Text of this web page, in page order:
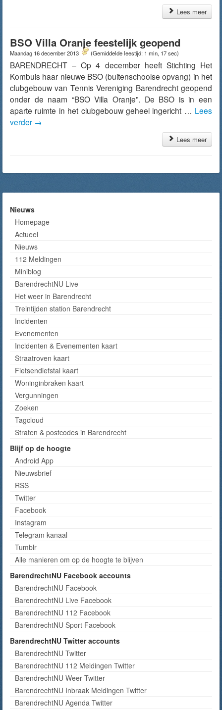
Lees meer
BSO Villa Oranje feestelijk geopend
Maandag 16 december 2013 (Gemiddelde leestijd: 1 min, 17 sec)
BARENDRECHT – Op 4 december heeft Stichting Het
Kombuis haar nieuwe BSO (buitenschoolse opvang) in het
clubgebouw van Tennis Vereniging Barendrecht geopend
onder de naam “BSO Villa Oranje”. De BSO is in een
aparte ruimte in het clubgebouw geheel ingericht … Lees
verder →
Lees meer
Nieuws
Homepage
Actueel
Nieuws
112 Meldingen
Miniblog
BarendrechtNU Live
Het weer in Barendrecht
Treintijden station Barendrecht
Incidenten
Evenementen
Incidenten & Evenementen kaart
Straatroven kaart
Fietsendiefstal kaart
Woninginbraken kaart
Vergunningen
Zoeken
Tagcloud
Straten & postcodes in Barendrecht
Blijf op de hoogte
Android App
Nieuwsbrief
RSS
Twitter
Facebook
Instagram
Telegram kanaal
Tumblr
Alle manieren om op de hoogte te blijven
BarendrechtNU Facebook accounts
BarendrechtNU Facebook
BarendrechtNU Live Facebook
BarendrechtNU 112 Facebook
BarendrechtNU Sport Facebook
BarendrechtNU Twitter accounts
BarendrechtNU Twitter
BarendrechtNU 112 Meldingen Twitter
BarendrechtNU Weer Twitter
BarendrechtNU Inbraak Meldingen Twitter
BarendrechtNU Agenda Twitter